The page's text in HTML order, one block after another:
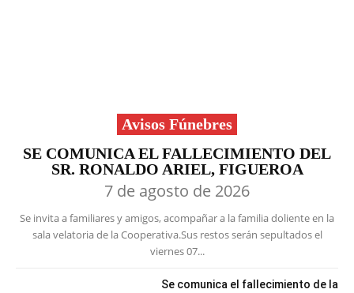
Avisos Fúnebres
SE COMUNICA EL FALLECIMIENTO DEL
SR. RONALDO ARIEL, FIGUEROA
7 de agosto de 2026
Se invita a familiares y amigos, acompañar a la familia doliente en la
sala velatoria de la Cooperativa.Sus restos serán sepultados el
viernes 07...
Se comunica el fallecimiento de la